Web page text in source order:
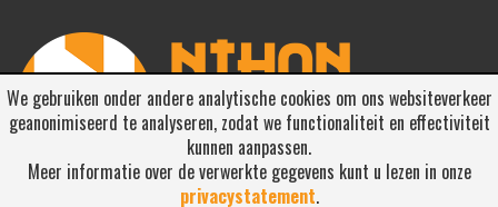
We gebruiken onder andere analytische cookies om ons websiteverkeer
geanonimiseerd te analyseren, zodat we functionaliteit en effectiviteit
kunnen aanpassen.
Meer informatie over de verwerkte gegevens kunt u lezen in onze
privacystatement.